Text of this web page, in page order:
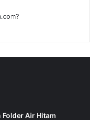
Folder Air Hitam